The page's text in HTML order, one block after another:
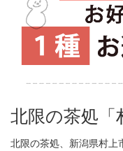
北限の茶処「
北限の茶処、新潟県村上